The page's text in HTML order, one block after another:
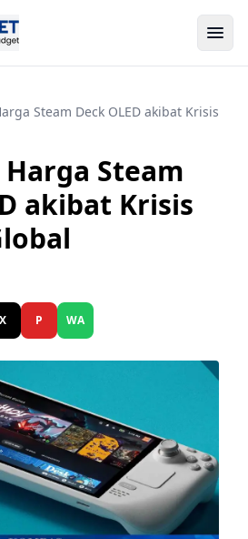
Steam Deck OLED akibat Krisis
Steam
akibat Krisis
X P WA